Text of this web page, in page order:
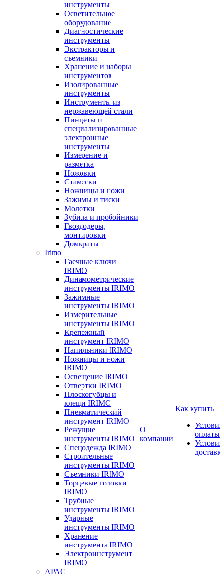
инструменты
Осветительное
оборудование
Диагностические
инструменты
Экстракторы и
съемники
Хранение и наборы
инструментов
Изолированные
инструменты
Инструменты из
нержавеющей стали
Пинцеты и
специализированные
электронные
инструменты
Измерение и
разметка
Ножовки
Стамески
Ножницы и ножи
Зажимы и тиски
Молотки
Зубила и пробойники
Гвоздодеры,
монтировки
Домкраты
Irimo
Гаечные ключи
IRIMO
Динамометрические
инструменты IRIMO
Зажимные
инструменты IRIMO
Измерительные
инструменты IRIMO
Крепежный
инструмент IRIMO
Напильники IRIMO
Ножницы и ножи
IRIMO
Освещение IRIMO
Отвертки IRIMO
Плоскогубцы и
клещи IRIMO
Пневматический
инструмент IRIMO
Режущие
инструменты IRIMO
Спецодежда IRIMO
Строительные
инструменты IRIMO
Съемники IRIMO
Торцевые головки
IRIMO
Трубные
инструменты IRIMO
Ударные
инструменты IRIMO
Хранение
инструмента IRIMO
Электроинструмент
IRIMO
APAC
О
компании
Как купить
оплаты